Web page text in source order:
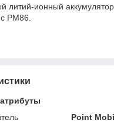
литий-ионный
PM86.
Point